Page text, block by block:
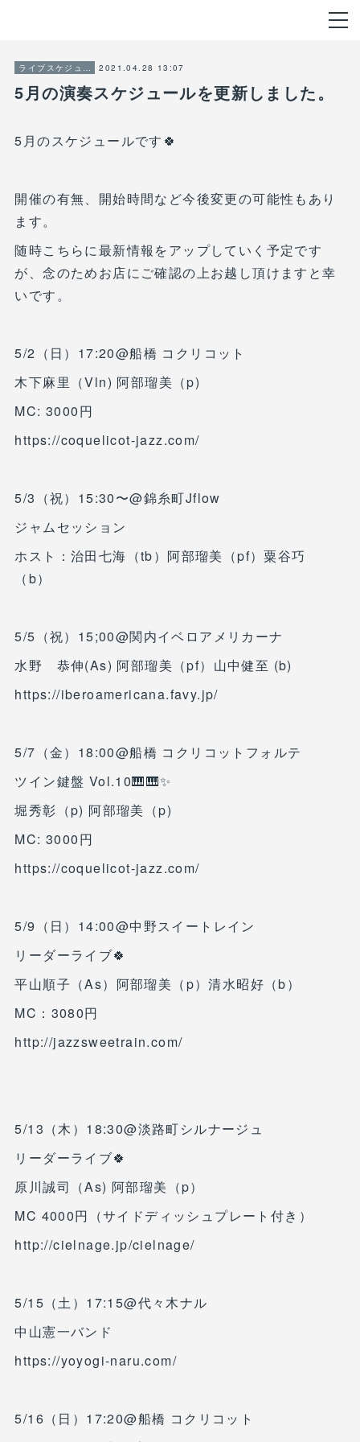
ライブスケジュール 2021.04.28 13:07
5月の演奏スケジュールを更新しました。
5月のスケジュールです🍀
開催の有無、開始時間など今後変更の可能性もあり
ます。
随時こちらに最新情報をアップしていく予定です
が、念のためお店にご確認の上お越し頂けますと幸
いです。
5/2（日）17:20@船橋 コクリコット
木下麻里（Vln) 阿部瑠美（p)
MC: 3000円
https://coquelicot-jazz.com/
5/3（祝）15:30〜@錦糸町Jflow
ジャムセッション
ホスト：治田七海（tb）阿部瑠美（pf）粟谷巧
（b）
5/5（祝）15;00@関内イベロアメリカーナ
水野 恭伸(As) 阿部瑠美（pf）山中健至 (b)
https://iberoamericana.favy.jp/
5/7（金）18:00@船橋 コクリコットフォルテ
ツイン鍵盤 Vol.10🎹🎹✨
堀秀彰（p) 阿部瑠美（p)
MC: 3000円
https://coquelicot-jazz.com/
5/9（日）14:00@中野スイートレイン
リーダーライブ🍀
平山順子（As）阿部瑠美（p）清水昭好（b）
MC：3080円
http://jazzsweetrain.com/
5/13（木）18:30@淡路町シルナージュ
リーダーライブ🍀
原川誠司（As) 阿部瑠美（p）
MC 4000円（サイドディッシュプレート付き）
http://cielnage.jp/cielnage/
5/15（土）17:15@代々木ナル
中山憲一バンド
https://yoyogi-naru.com/
5/16（日）17:20@船橋 コクリコット